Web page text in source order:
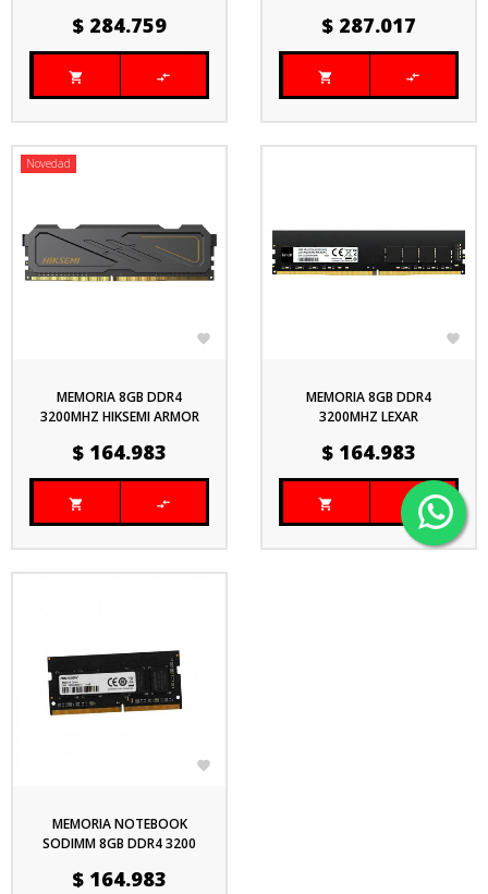
Precio
$ 284.759
 
Precio
$ 287.017
 

Novedad
MEMORIA 8GB DDR4
3200MHZ HIKSEMI ARMOR
Precio
$ 164.983
 

MEMORIA 8GB DDR4
3200MHZ LEXAR
Precio
$ 164.983
 

MEMORIA NOTEBOOK
SODIMM 8GB DDR4 3200
Precio
$ 164.983